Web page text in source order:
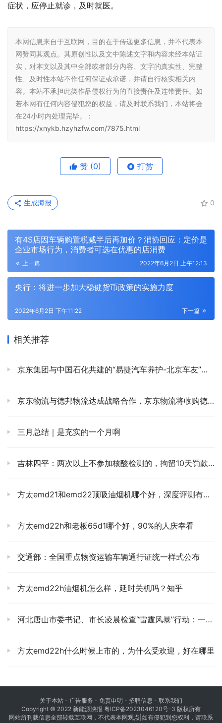
症状，应停止就诊，及时就医。
本网信息来自于互联网，目的在于传递更多信息，并不代表本
网赞同其观点。其原创性以及文中陈述文字和内容未经本站证
实，对本文以及其中全部或者部分内容、文字的真实性、完整
性、及时性本站不作任何保证或承诺，并请自行核实相关内
容。本站不承担此类作品侵权行为的直接责任及连带责任。如
若本网有任何内容侵犯您的权益，请及时联系我们，本站将会
在24小时内处理完毕。：
https://xnykb.hzyhzfw.com/7875.html
赞 (0) 打赏
0
生成海报
有4S店因车辆购置税减半后再加价？消协回应：定价是
企业市场行为，消费者可选在优惠的店消费
上一篇 2022年6月2日 上午12:13
央行：将进一步加大稳健货币政策的实施力度
下一篇
2022年6月2日 下午11:22
相关推荐
京东集团与中国石化共建的“易捷汽车养护-北京车友”汽车服务店开业
京东物流与德邦物流达成战略合作，京东物流将收购德邦66.49%股份
三月总结｜是充实的一个月啊
吉林四平：两次以上不参加核酸检测的，拘留10天罚款500元，并列入失信人员名单
方太emd21和emd22顶吸油烟机哪个好，深度评测有什么区别
方太emd22h和老板65d1哪个好，90%的人庆幸看
交通部：全国重点物资运输车辆通行证统一样式公布
方太emd22h油烟机怎么样，延时关机吗？知乎
河北唐山市委书记、市长凌晨检查“雷霆风暴”行动：一步不能都错，一天不能都耽误
方太emd22h什么时候上市的，为什么受欢迎，好在哪里
关于本站 - 广告服务 - 免责申明 - 招聘信息 - 联系我们
Copyright © 2022 新能源快报 粤ICP备2023046120号-3 版权所有
网站所刊载信息全部转载互联网，不代表本网观点|如有侵犯到您权利，请联系